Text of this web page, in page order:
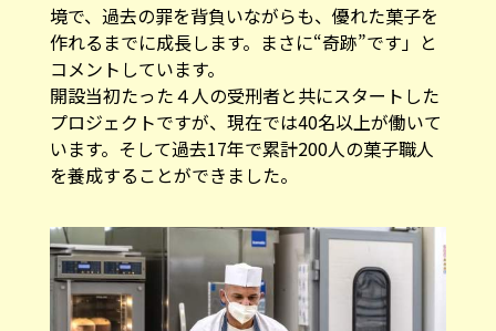
境で、過去の罪を背負いながらも、優れた菓子を
作れるまでに成長します。まさに“奇跡”です」と
コメントしています。
開設当初たった４人の受刑者と共にスタートした
プロジェクトですが、現在では40名以上が働いて
います。そして過去17年で累計200人の菓子職人
を養成することができました。